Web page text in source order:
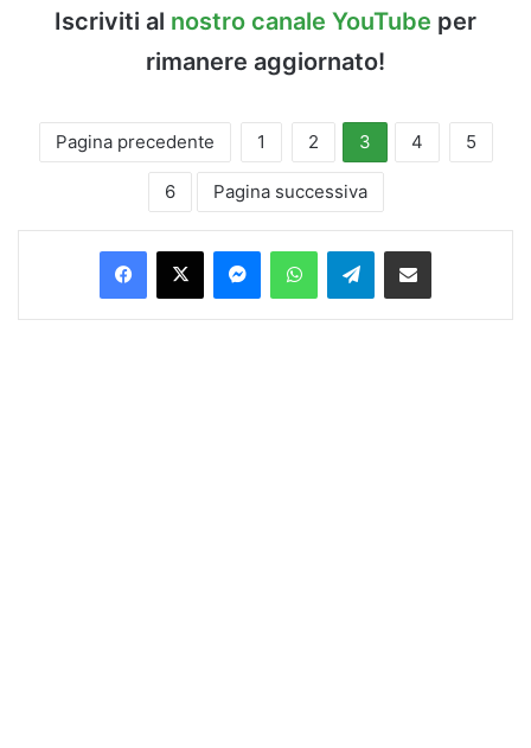
Iscriviti al nostro canale YouTube per
rimanere aggiornato!
Pagina precedente 1 2 3 4 5
6 Pagina successiva
Facebook
X MessengerWhatsAppTelegramCondividi via Email